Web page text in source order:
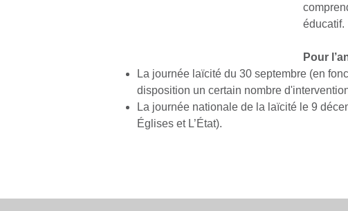
éducatif.
Pour
La journée laïcité du 30 septembre (en
disposition un certain nombre
La journée nationale de la laïcité le 9
Églises et L’État).